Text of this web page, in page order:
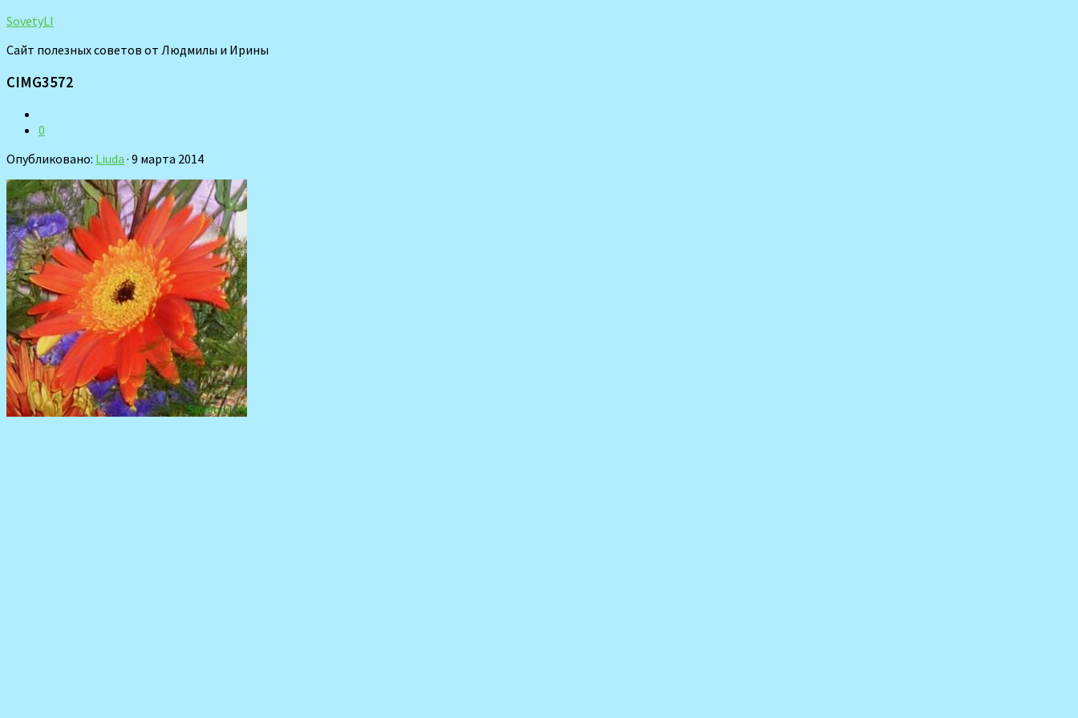
SovetyLI
Сайт полезных советов от Людмилы и Ирины
CIMG3572
0
Опубликовано: Liuda · 9 марта 2014